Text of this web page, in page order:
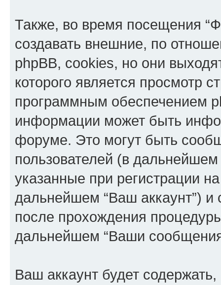
Также, во время посещения
создавать внешние, по
phpBB, cookies, но они
которого является просмотр
программным обеспечением
информации может быть
форуме. Это могут быть
пользователей (в
указанные при регистрации
дальнейшем “Ваш аккаунт”)
после прохождения
дальнейшем “Ваши
Ваш аккаунт будет